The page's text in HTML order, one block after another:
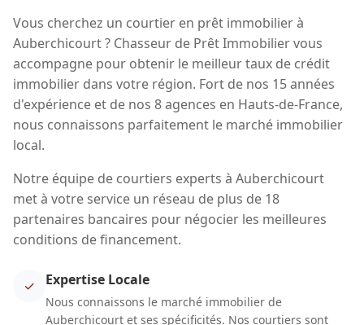
Vous cherchez un courtier en prêt immobilier à
Auberchicourt ? Chasseur de Prêt Immobilier vous
accompagne pour obtenir le meilleur taux de crédit
immobilier dans votre région. Fort de nos 15 années
d'expérience et de nos 8 agences en Hauts-de-France,
nous connaissons parfaitement le marché immobilier
local.
Notre équipe de courtiers experts à Auberchicourt
met à votre service un réseau de plus de 18
partenaires bancaires pour négocier les meilleures
conditions de financement.
✓ Expertise Locale
Nous connaissons le marché immobilier de
Auberchicourt et ses spécificités. Nos courtiers sont